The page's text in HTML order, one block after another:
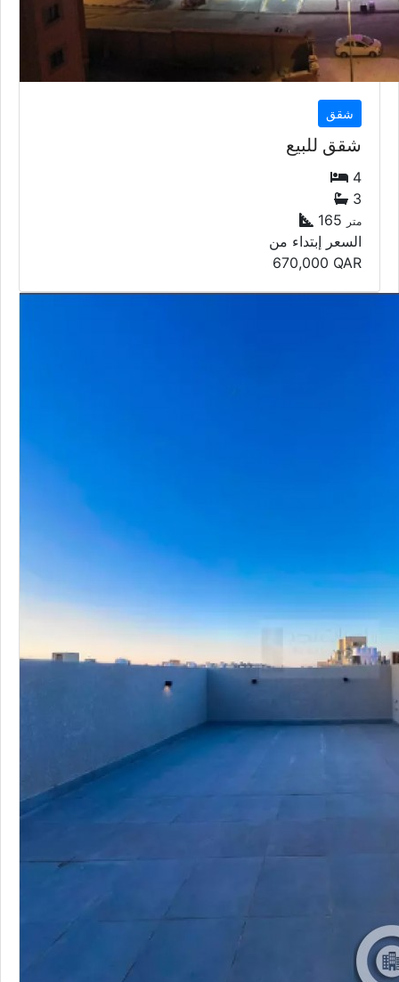
شقق
شقق للبيع
4
3
165 متر
السعر إبتداء من
670,000 QAR